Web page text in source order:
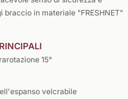
braccio in materiale "FRESHNET"
15°
velcrabile